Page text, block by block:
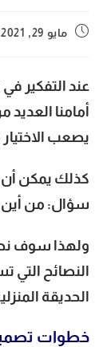
Postمايو 29, 2021
عند التفكير
أمامنا العديد
يصعب
كذلك يمكن أن
سؤال: من أين
ولهذا سوف
النصائح التي
الحديقة
خطوات